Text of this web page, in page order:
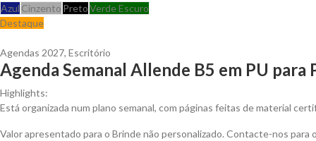
Azul Cinzento PretoVerde Escuro
Destaque
Agendas 2027, Escritório
Agenda Semanal Allende B5 em PU para
Highlights:
Está organizada num plano semanal, com páginas feitas de material
Valor apresentado para o Brinde não personalizado. Contacte-nos para